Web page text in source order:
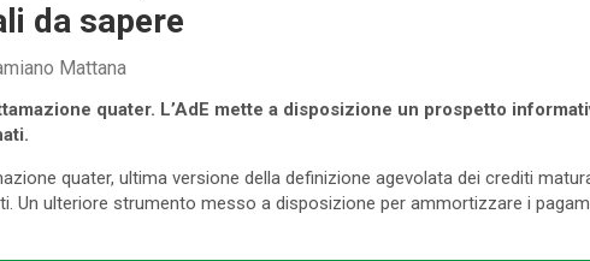
da sapere
Mattana
quater. L’AdE mette a disposizione un prospetto
quater, ultima versione della definizione agevolata dei crediti
Un ulteriore strumento messo a disposizione per ammortizzare i